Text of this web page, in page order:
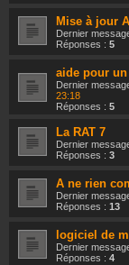
Mise à jour
Dernier
Réponses : 5
aide pour
Dernier
23:18
Réponses : 5
La RAT 7
Dernier
Réponses : 3
A ne rien
Dernier
Réponses : 13
logiciel de
Dernier
Réponses : 4